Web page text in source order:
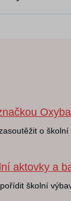
o
aktovky a
školní